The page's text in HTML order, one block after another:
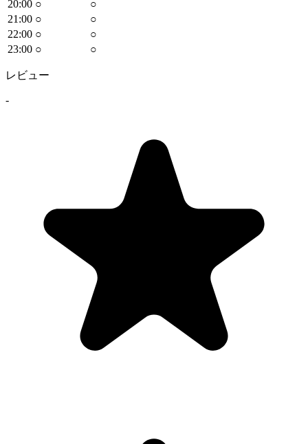
20:00 ○
○
21 :00 ○
○
22:00 ○
○
23:00 ○ ○
レビュー
-